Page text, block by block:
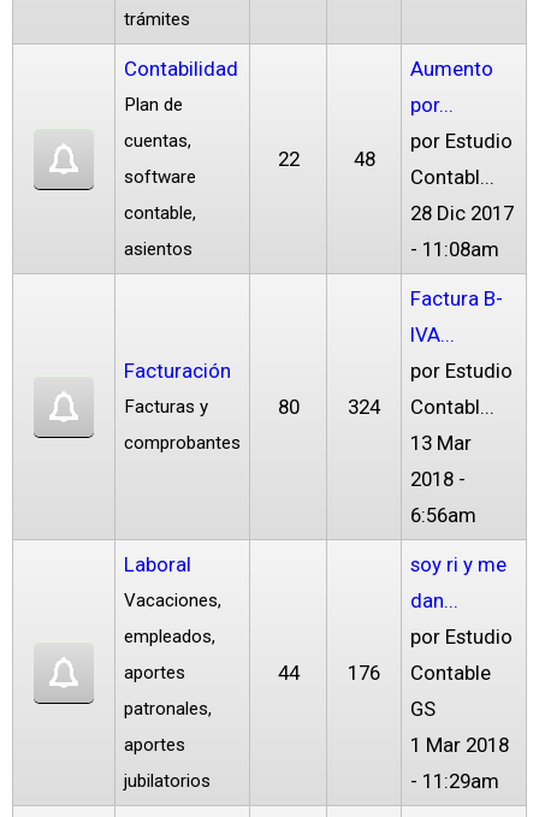
trámites
Contabilidad
Plan de
cuentas,
software
contable,
asientos
22 48
Aumento
por...
por Estudio
Contabl...
28 Dic 2017
- 11:08am
Facturación
Facturas y
comprobantes
80 324
Factura B-
IVA...
por Estudio
Contabl...
13 Mar
2018 -
6:56am
Laboral
Vacaciones,
empleados,
aportes
patronales,
aportes
jubilatorios
44 176
soy ri y me
dan...
por Estudio
Contable
GS
1 Mar 2018
- 11:29am